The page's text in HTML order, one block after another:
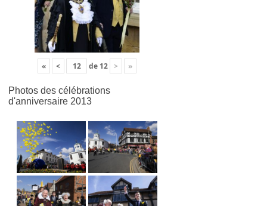
« < de 12 > »
Photos des célébrations
d'anniversaire 2013